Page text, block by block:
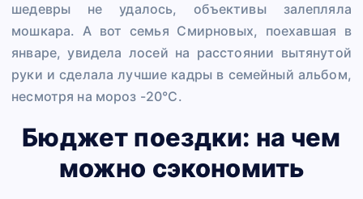
шедевры не удалось, объективы залепляла
мошкара. А вот семья Смирновых, поехавшая в
январе, увидела лосей на расстоянии вытянутой
руки и сделала лучшие кадры в семейный альбом,
несмотря на мороз -20°C.
Бюджет поездки: на чем
можно сэкономить